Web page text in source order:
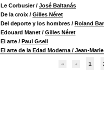
Le Corbusier/ José Baltanás
De la croix / Gilles Néret
Del deporte y los hombres / Roland
Edouard Manet / Gilles Néret
El arte / Paul Gsell
El arte de la Edad Moderna / Jean-
1